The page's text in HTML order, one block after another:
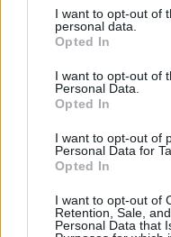
I want to opt-out of
personal data.
Opted In
I want to opt-out of
Personal Data.
Opted In
I want to opt-out of
Personal Data for
Opted In
I want to opt-out of
Retention, Sale,
Personal Data that
működőképességének
kezelése érdekében.